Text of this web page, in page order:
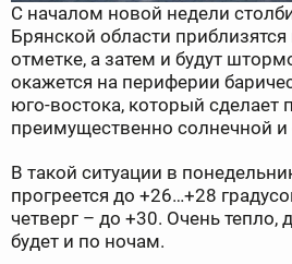
С началом новой недели
Брянской области приблизятся
отметке, а затем и будут
окажется на периферии
юго-востока, который сделает
преимущественно солнечной и
В такой ситуации в
прогреется до +26…+28
четверг – до +30. Очень тепло,
будет и по ночам.